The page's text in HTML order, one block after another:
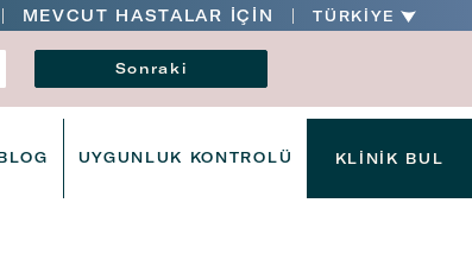
MEVCUT HASTALAR İÇİN TÜRKIYE
Sonraki
UYGUNLUK KONTROLÜ KLINIK BUL